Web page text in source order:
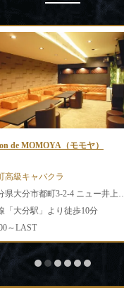
琥珀（コハク）
都町高級キャバクラ
各線「大分駅」より徒歩14分
20:00～LAST